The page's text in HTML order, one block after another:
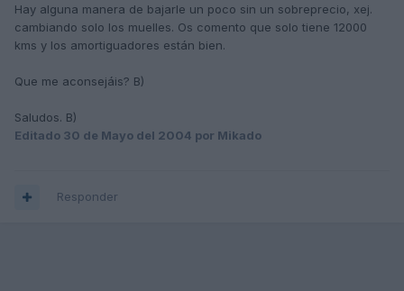
Hay alguna manera de bajarle un poco sin un sobreprecio, xej.
cambiando solo los muelles. Os comento que solo tiene 12000
kms y los amortiguadores están bien.
Que me aconsejáis? B)
Saludos. B)
Editado 30 de Mayo del 2004 por Mikado
Responder